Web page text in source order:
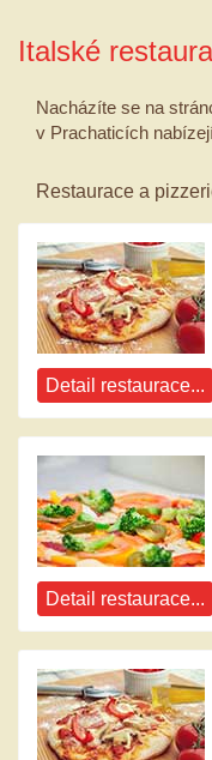
Italské
Nacházíte se na
v Prachaticích
Restaurace a
Detail restaurace...
Detail restaurace...